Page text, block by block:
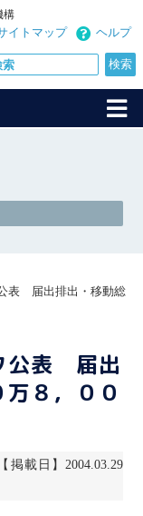
構
ヘルプ
イトマップ
表 届出排出・移動総
公表 届出
８，００
掲載日】2004.03.29